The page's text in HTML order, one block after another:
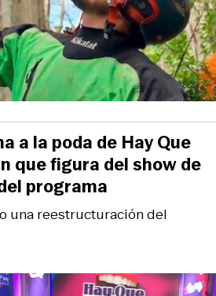
una reestructuración del
a la poda de Hay Que
que figura del show de
programa